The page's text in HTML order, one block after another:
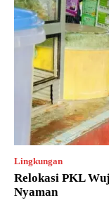
Lingkungan
Relokasi PKL
Nyaman